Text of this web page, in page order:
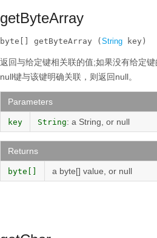
getByteArray
byte[] getByteArray ( String key)
返回与给定键相关联的值;如果没有给定
null键与该键明确关联，则返回null。
Parameters
key String: a String, or null
Returns
byte[] a byte[] value, or null